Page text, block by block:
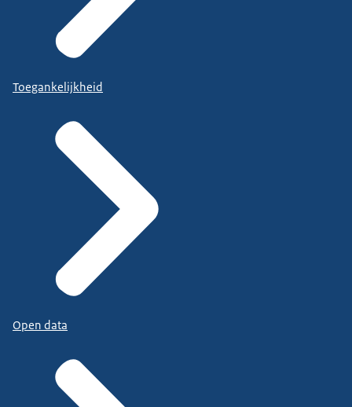
Toegankelijkheid
Open data